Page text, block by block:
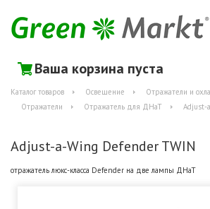
Ваша корзина пуста
Каталог товаров Освещение
Отражатели и
Отражатели
Отражатель для ДНаТ Adjust-
Adjust-a-Wing Defender TWIN
отражатель люкс-класса Defender на две лампы ДНаТ